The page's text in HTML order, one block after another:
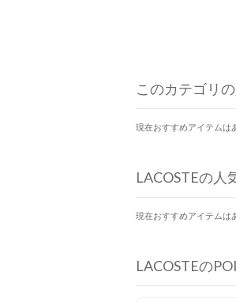
このカテゴリ
現在おすすめアイテムは
LACOSTEの人
現在おすすめアイテムは
LACOSTEの